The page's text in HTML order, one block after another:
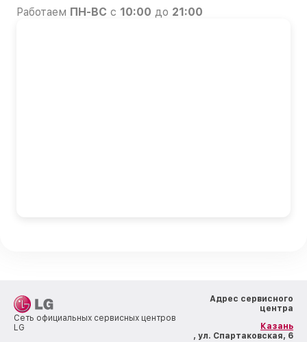
Работаем ПН-ВС с 10:00 до 21:00
Сеть официальных сервисных центров
LG
Адрес сервисного
центра
Казань
, ул. Спартаковская, 6